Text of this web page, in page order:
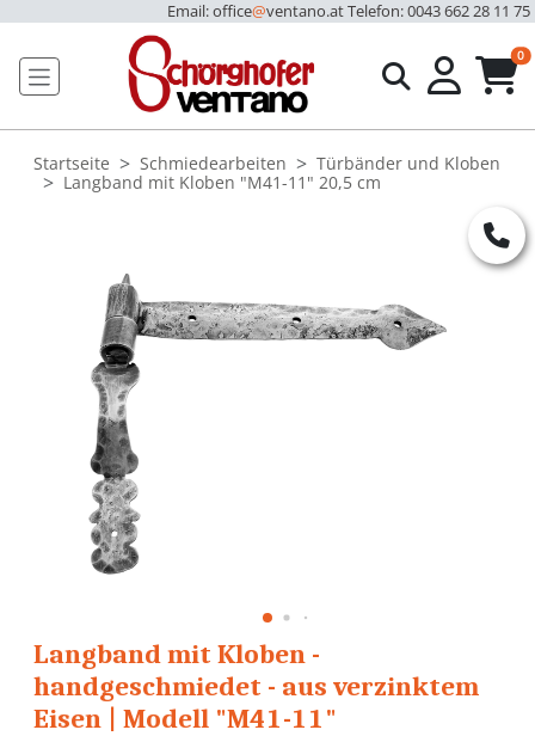
Email: office@ventano.atTelefon: 0043 662 28 11 75
0
Startseite Schmiedearbeiten
Türbänder und Kloben
Langband mit Kloben "M41-11" 20,5 cm
Langband mit Kloben -
handgeschmiedet - aus verzinktem
Eisen | Modell "M41-11"